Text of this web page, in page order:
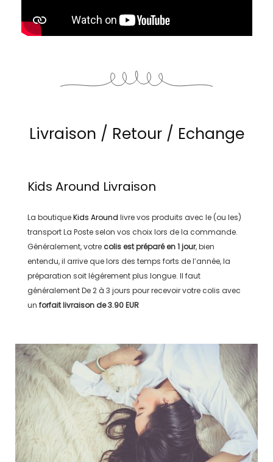
Livraison / Retour / Echange
Kids Around Livraison
La boutiqueKids Around livre vos produits avec le (ou les)
transportLa Posteselon vos choix lors de la commande.
Généralement, votre colis est préparé en1 jour, bien
entendu, il arrive que lors des temps forts de l’année, la
préparation soit légérement plus longue. Il faut
généralementDe 2 à 3 jours pour recevoir votre colis avec
un forfait livraison de3.90 EUR